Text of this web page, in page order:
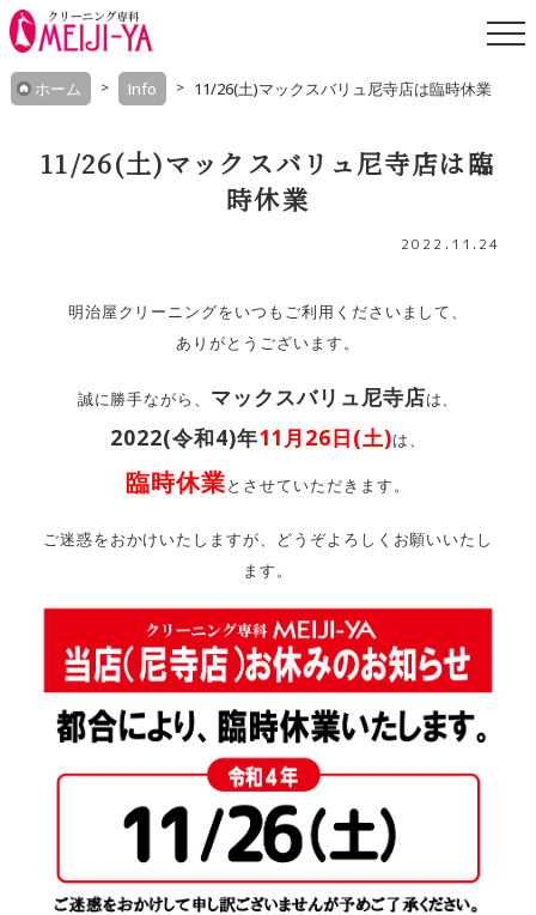
Skip
to
ホーム Info 11/26(土)マックスバリュ尼寺店は臨時休業
11/26(土)マックスバリュ尼寺店は臨
時休業
2022.11.24
明治屋クリーニングをいつもご利用くださいまして、
ありがとうございます。
誠に勝手ながら、 マックスバリュ尼寺店は、
2022(令和4)年11月26日(土)は、
臨時休業とさせていただきます。
ご迷惑をおかけいたしますが、どうぞよろしくお願いいたし
ます。